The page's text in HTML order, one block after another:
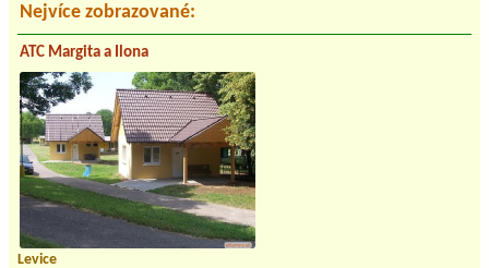
Nejvíce zobrazované:
ATC Margita a Ilona
Levice